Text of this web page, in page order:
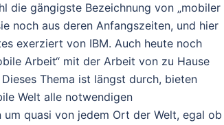
die gängigste Bezeichnung von „mobiler
noch aus deren Anfangszeiten, und hier
exerziert von IBM. Auch heute noch
Arbeit“ mit der Arbeit von zu Hause
Thema ist längst durch, bieten
Welt alle notwendigen
um quasi von jedem Ort der Welt, egal ob